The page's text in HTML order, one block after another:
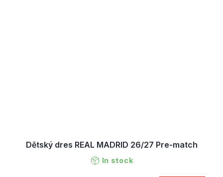
Dětský dres REAL MADRID 26/27 Pre-match
In stock